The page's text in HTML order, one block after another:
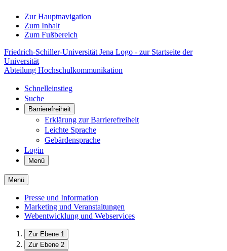
Zur Hauptnavigation
Zum Inhalt
Zum Fußbereich
Friedrich-Schiller-Universität Jena Logo - zur Startseite der
Universität
Abteilung Hochschulkommunikation
Schnelleinstieg
Suche
Barrierefreiheit
Erklärung zur Barrierefreiheit
Leichte Sprache
Gebärdensprache
Login
Menü
Menü
Presse und Information
Marketing und Veranstaltungen
Webentwicklung und Webservices
Zur Ebene 1
Zur Ebene 2